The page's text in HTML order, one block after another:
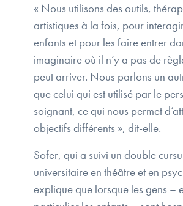
« Nous utilisons des outils,
artistiques à la fois, pour
enfants et pour les faire entrer
imaginaire où il n’y a pas de
peut arriver. Nous parlons un
que celui qui est utilisé par le
soignant, ce qui nous permet
objectifs différents », dit-elle.
Sofer, qui a suivi un double
universitaire en théâtre et en
explique que lorsque les gens –